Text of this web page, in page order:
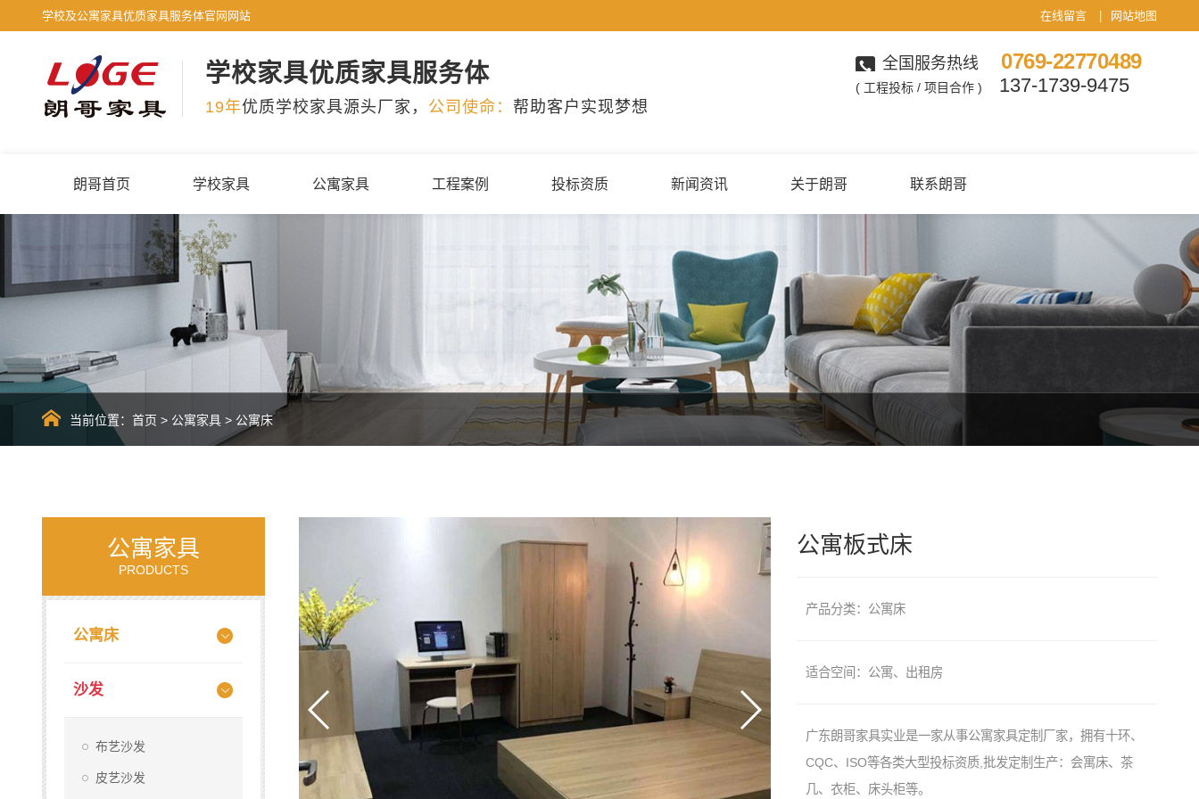
学校及公寓家具优质家具服务体官网网站 在线留言 网站地图
学校家具优质家具服务体
19年优质学校家具源头厂家， 公司使命： 帮助客户实现梦想
全国服务热线 0769-22770489
( 工程投标 / 项目合作 ) 137-1739-9475
朗哥首页 学校家具 公寓家具 工程案例 投标资质 新闻资讯 关于朗哥 联系朗哥
当前位置：首页 > 公寓家具 > 公寓床
公寓家具
PRODUCTS
公寓床
沙发
布艺沙发
皮艺沙发
公寓板式床
产品分类：公寓床
适合空间：公寓、出租房
广东朗哥家具实业是一家从事公寓家具定制厂家，拥有十环、
CQC、ISO等各类大型投标资质,批发定制生产：会寓床、茶
几、衣柜、床头柜等。